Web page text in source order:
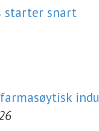
starter snart